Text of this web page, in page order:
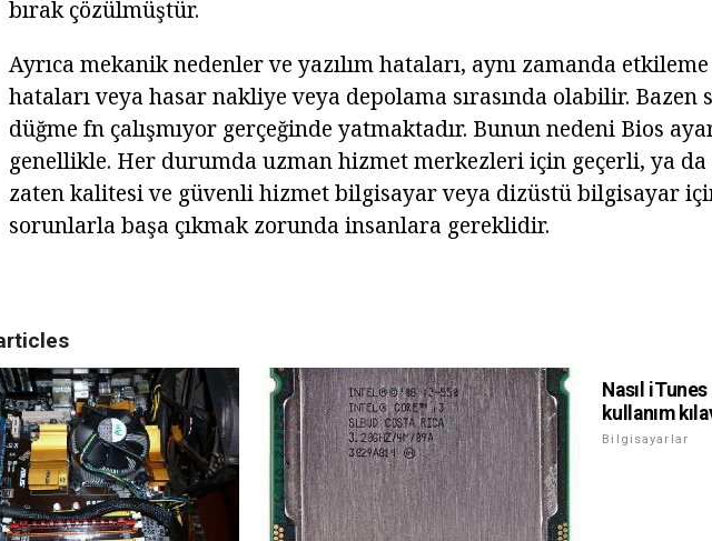
bırak çözülmüştür.
Ayrıca mekanik nedenler ve yazılım hataları, aynı zamanda
hataları veya hasar nakliye veya depolama sırasında olabilir. Bazen
düğme fn çalışmıyor gerçeğinde yatmaktadır. Bunun nedeni Bios
genellikle. Her durumda uzman hizmet merkezleri için geçerli, ya da
zaten kalitesi ve güvenli hizmet bilgisayar veya dizüstü bilgisayar
sorunlarla başa çıkmak zorunda insanlara gereklidir.
Nasıl
kullanım
Bilgisayarlar